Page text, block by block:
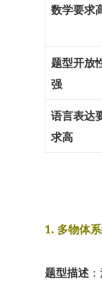
数学要求
题型开放
强
语言表达
求高
1. 多物体
题型描述